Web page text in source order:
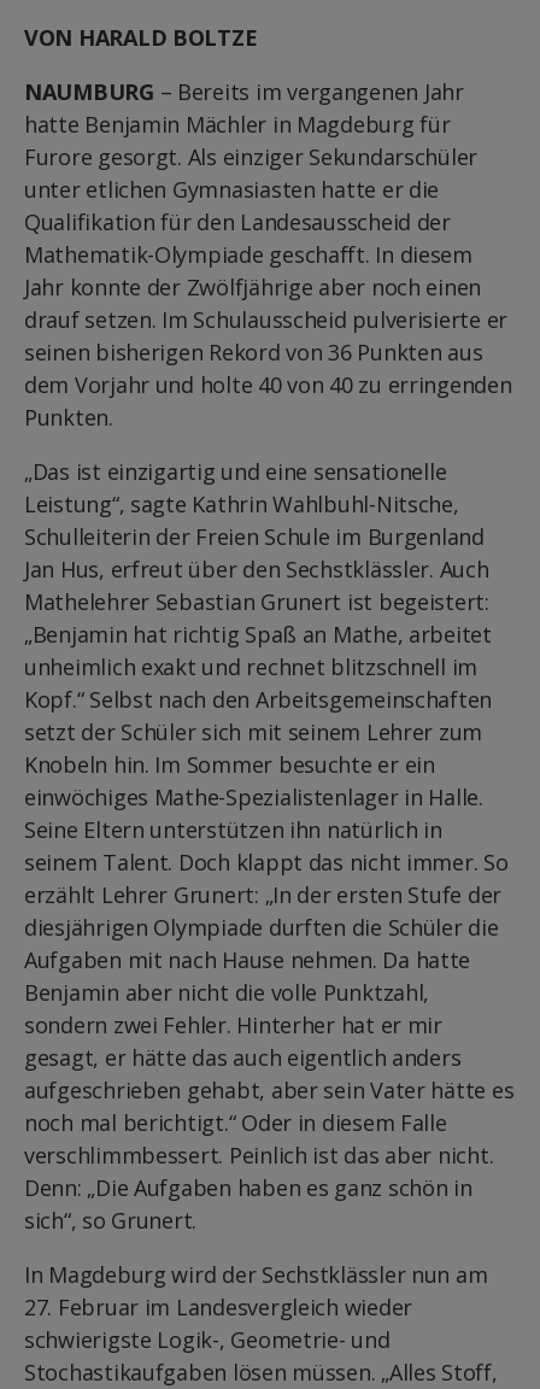
VON HARALD BOLTZE
NAUMBURG – Bereits im vergangenen Jahr
hatte Benjamin Mächler in Magdeburg für
Furore gesorgt. Als einziger Sekundarschüler
unter etlichen Gymnasiasten hatte er die
Qualifikation für den Landesausscheid der
Mathematik-Olympiade geschafft. In diesem
Jahr konnte der Zwölfjährige aber noch einen
drauf setzen. Im Schulausscheid pulverisierte er
seinen bisherigen Rekord von 36 Punkten aus
dem Vorjahr und holte 40 von 40 zu erringenden
Punkten.
„Das ist einzigartig und eine sensationelle
Leistung“, sagte Kathrin Wahlbuhl-Nitsche,
Schulleiterin der Freien Schule im Burgenland
Jan Hus, erfreut über den Sechstklässler. Auch
Mathelehrer Sebastian Grunert ist begeistert:
„Benjamin hat richtig Spaß an Mathe, arbeitet
unheimlich exakt und rechnet blitzschnell im
Kopf.“ Selbst nach den Arbeitsgemeinschaften
setzt der Schüler sich mit seinem Lehrer zum
Knobeln hin. Im Sommer besuchte er ein
einwöchiges Mathe-Spezialistenlager in Halle.
Seine Eltern unterstützen ihn natürlich in
seinem Talent. Doch klappt das nicht immer. So
erzählt Lehrer Grunert: „In der ersten Stufe der
diesjährigen Olympiade durften die Schüler die
Aufgaben mit nach Hause nehmen. Da hatte
Benjamin aber nicht die volle Punktzahl,
sondern zwei Fehler. Hinterher hat er mir
gesagt, er hätte das auch eigentlich anders
aufgeschrieben gehabt, aber sein Vater hätte es
noch mal berichtigt.“ Oder in diesem Falle
verschlimmbessert. Peinlich ist das aber nicht.
Denn: „Die Aufgaben haben es ganz schön in
sich“, so Grunert.
In Magdeburg wird der Sechstklässler nun am
27. Februar im Landesvergleich wieder
schwierigste Logik-, Geometrie- und
Stochastikaufgaben lösen müssen. „Alles Stoff,